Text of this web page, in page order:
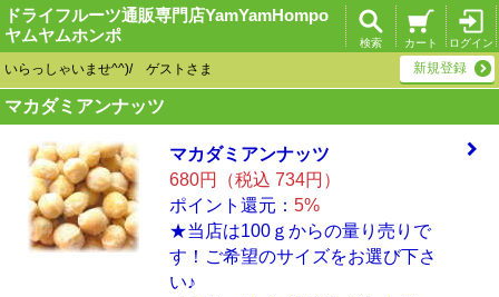
ドライフルーツ通販専門店YamYamHompo
ヤムヤムホンポ
ログイン
カート
検索
いらっしゃいませ^^)/ ゲストさま 新規登録
マカダミアンナッツ
マカダミアンナッツ
680円（税込 734円）
ポイント還元： 5%
★当店は100ｇからの量り売りで
す！ご希望のサイズをお選び下さ
い♪